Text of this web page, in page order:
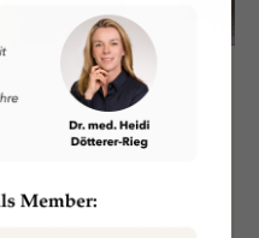
standortunabhängige,